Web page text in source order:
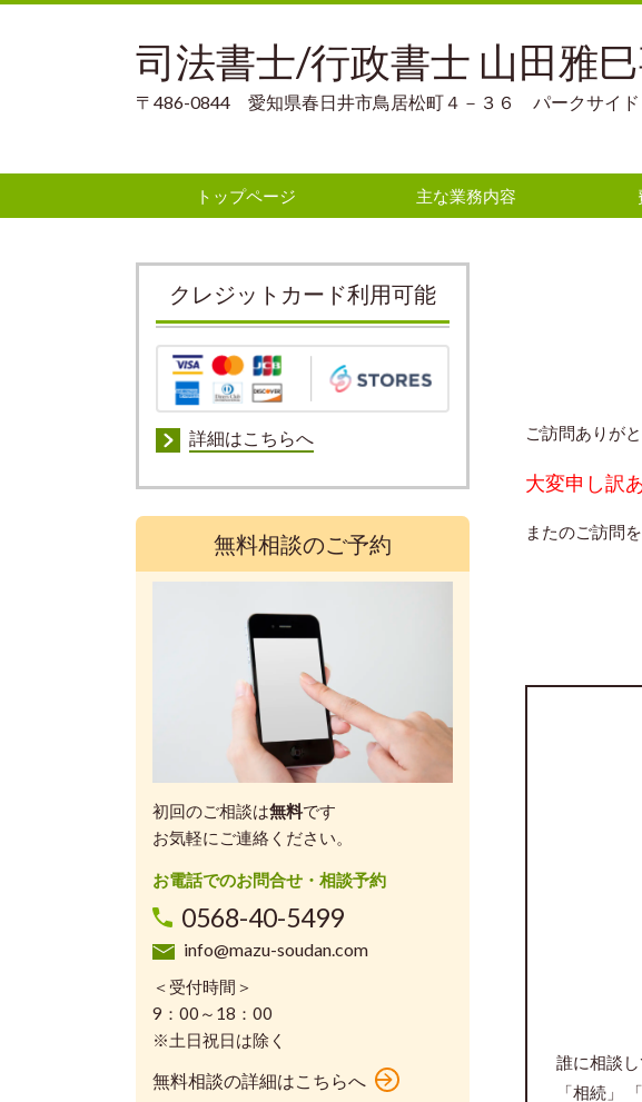
司法書士/行政書士 山田雅
〒486-0844 愛知県春日井市鳥居松町４－３６ パークサイド
トップページ 主な業務内容
ご訪問ありが
大変申し訳
またのご訪問
誰に相談
「相続」
クレジットカード利用可能
詳細はこちらへ
無料相談のご予約
初回のご相談は無料です
お気軽にご連絡ください。
お電話でのお問合せ・相談予約
0568-40-5499
info@mazu-soudan.com
＜受付時間＞
9：00～18：00
※土日祝日は除く
無料相談の詳細はこちらへ